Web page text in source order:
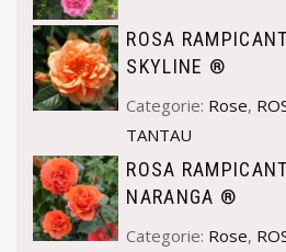
ROSA
SKYLINE ®
Categorie: Rose,
TANTAU
ROSA
NARANGA ®
Categorie: Rose,